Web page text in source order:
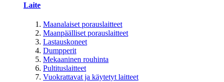
Laite
Maanalaiset porauslaitteet
Maanpäälliset porauslaitteet
Lastauskoneet
Dumpperit
Mekaaninen rouhinta
Pultituslaitteet
Vuokrattavat ja käytetyt laitteet